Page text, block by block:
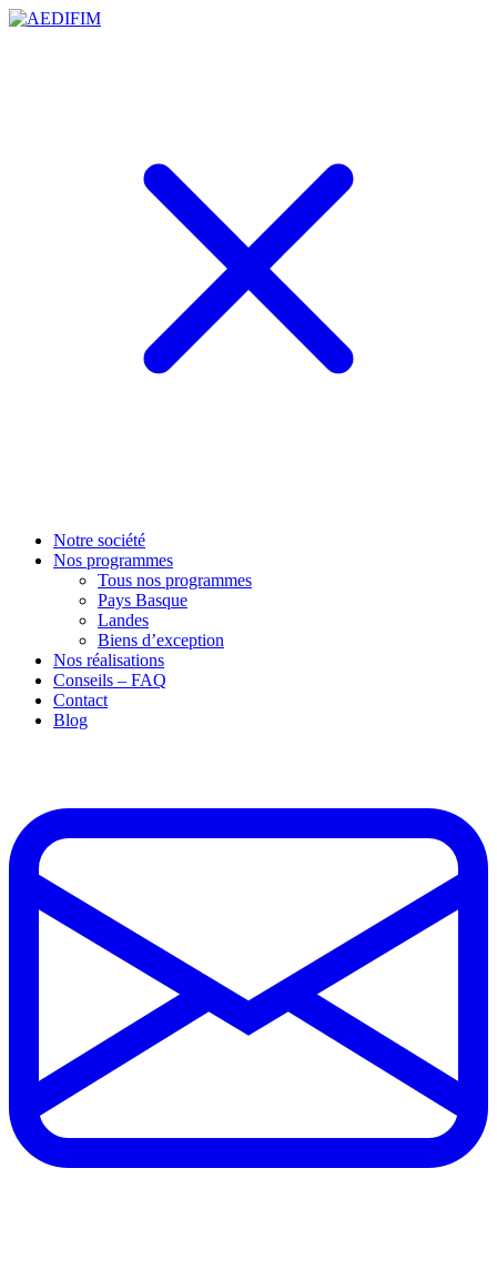
Notre société
Nos programmes
Tous nos programmes
Pays Basque
Landes
Biens d’exception
Nos réalisations
Conseils – FAQ
Contact
Blog